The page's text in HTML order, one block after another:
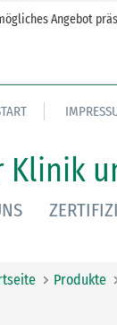
Angebot
Klinik
Produkte